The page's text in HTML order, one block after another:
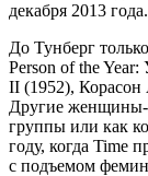
декабря 2013 года.
До Тунберг
Person of the
II (1952),
Другие женщины-
группы или как
году, когда Time
с подъемом